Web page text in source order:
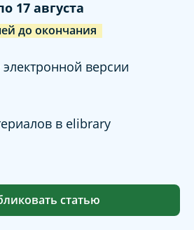
17 августа
до окончания
версии
в elibrary
статью